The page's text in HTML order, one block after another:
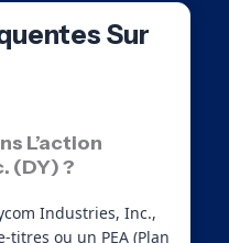
Sur
L’action
(DY) ?
Industries, Inc.,
ou un PEA (Plan